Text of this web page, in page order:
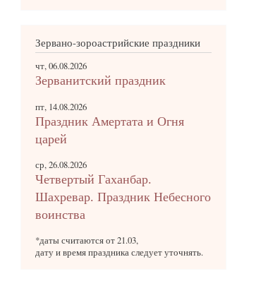
Зервано-зороастрийские праздники
чт, 06.08.2026
Зерванитский праздник
пт, 14.08.2026
Праздник Амертата и Огня
царей
ср, 26.08.2026
Четвертый Гаханбар.
Шахревар. Праздник Небесного
воинства
*даты считаются от 21.03,
дату и время праздника следует уточнять.